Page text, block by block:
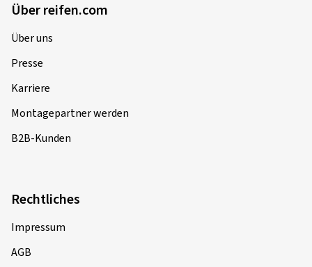
Über reifen.com
Über uns
Presse
Karriere
Montagepartner werden
B2B-Kunden
Rechtliches
Impressum
AGB